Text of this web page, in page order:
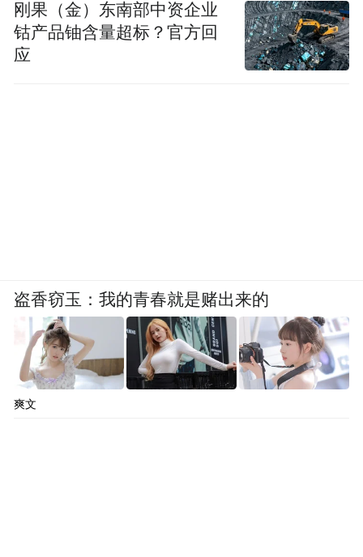
刚果（金）东南部中资企业
钴产品铀含量超标？官方回
应
盗香窃玉：我的青春就是赌出来的
爽文